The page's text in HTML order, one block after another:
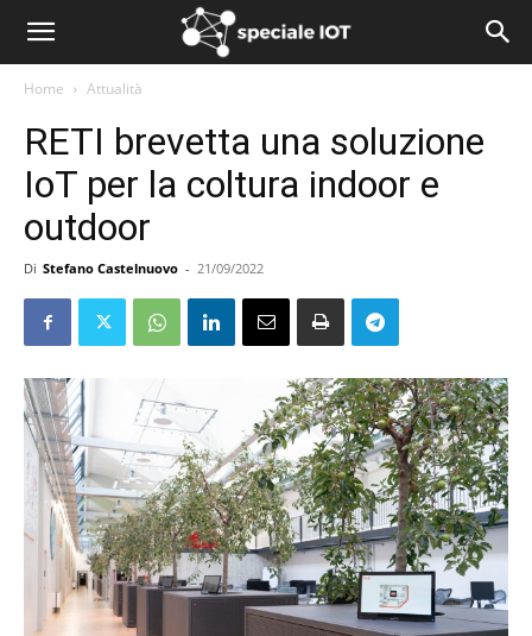
Home Attualità
RETI brevetta una soluzione
IoT per la coltura indoor e
outdoor
Di Stefano Castelnuovo - 21/09/2022